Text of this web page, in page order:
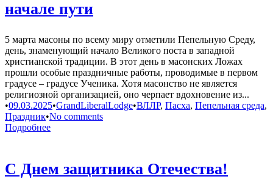
начале пути
5 марта масоны по всему миру отметили Пепельную Среду,
день, знаменующий начало Великого поста в западной
христианской традиции. В этот день в масонских Ложах
прошли особые праздничные работы, проводимые в первом
градусе – градусе Ученика. Хотя масонство не является
религиозной организацией, оно черпает вдохновение из...
•09.03.2025•GrandLiberalLodge•ВЛЛР, Пасха, Пепельная среда,
Праздник•No comments
Подробнее
C Днем защитника Отечества!